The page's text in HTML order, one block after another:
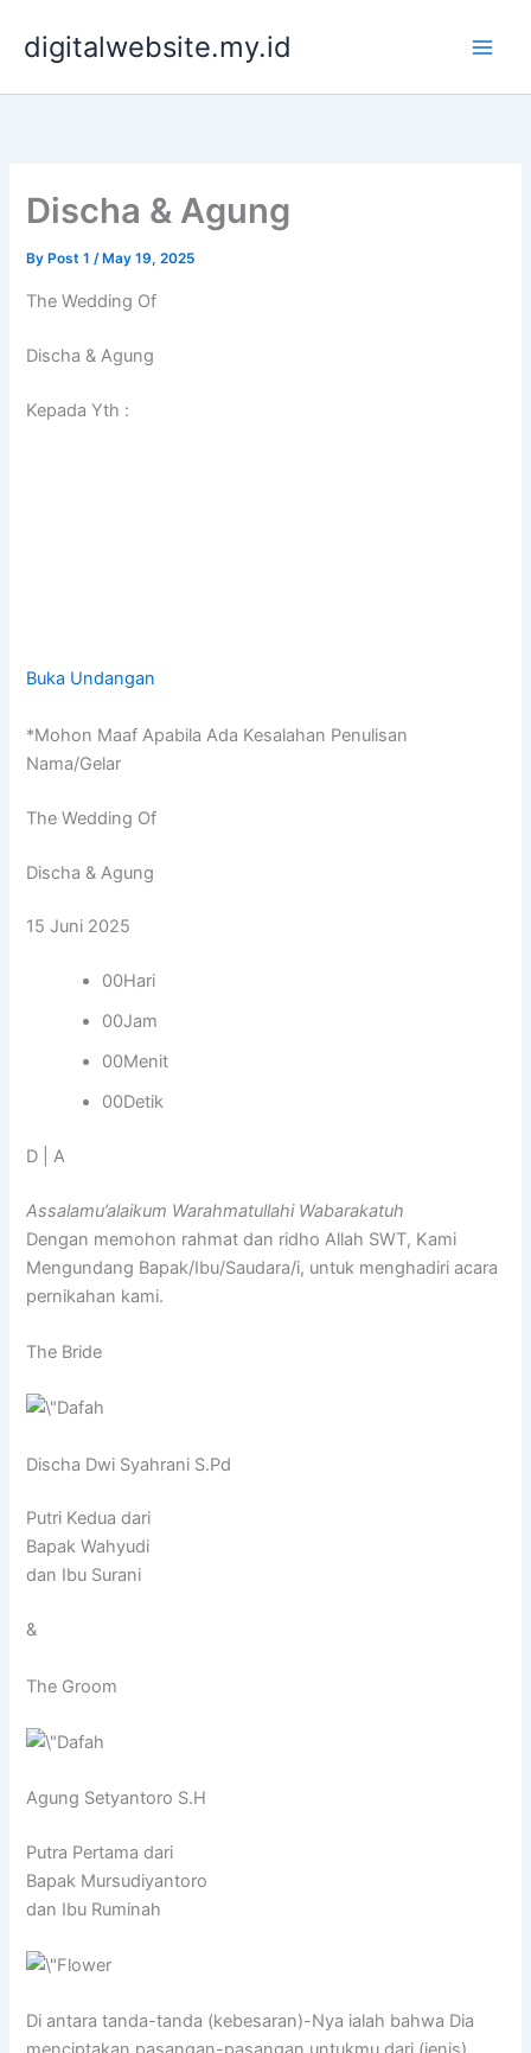
content
digitalwebsite.my.id
Discha & Agung
By Post 1/ May 19, 2025
The Wedding Of
Discha & Agung
Kepada Yth :
Buka Undangan
*Mohon Maaf Apabila Ada Kesalahan Penulisan
Nama/Gelar
The Wedding Of
Discha & Agung
15 Juni 2025
00Hari
00Jam
00Menit
00Detik
D | A
Assalamu’alaikum Warahmatullahi Wabarakatuh
Dengan memohon rahmat dan ridho Allah SWT, Kami
Mengundang Bapak/Ibu/Saudara/i, untuk menghadiri acara
pernikahan kami.
The Bride
Discha Dwi Syahrani S.Pd
Putri Kedua dari
Bapak Wahyudi
dan Ibu Surani
&
The Groom
Agung Setyantoro S.H
Putra Pertama dari
Bapak Mursudiyantoro
dan Ibu Ruminah
Di antara tanda-tanda (kebesaran)-Nya ialah bahwa Dia